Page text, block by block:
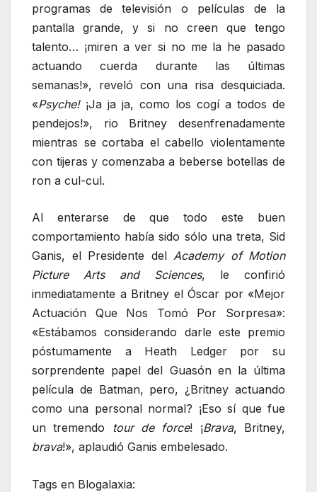
programas de televisión o películas de la
pantalla grande, y si no creen que tengo
talento… ¡miren a ver si no me la he pasado
actuando cuerda durante las últimas
semanas!», reveló con una risa desquiciada.
«Psyche!¡Ja ja ja, como los cogí a todos de
pendejos!», rio Britney desenfrenadamente
mientras se cortaba el cabello violentamente
con tijeras y comenzaba a beberse botellas de
ron a cul-cul.
Al enterarse de que todo este buen
comportamiento había sido sólo una treta, Sid
Ganis, el Presidente del Academy of Motion
Picture Arts and Sciences, le confirió
inmediatamente a Britney el Óscar por «Mejor
Actuación Que Nos Tomó Por Sorpresa»:
«Estábamos considerando darle este premio
póstumamente a Heath Ledger por su
sorprendente papel del Guasón en la última
película de Batman, pero, ¿Britney actuando
como una personal normal? ¡Eso sí que fue
un tremendo
tour de force! ¡Brava, Britney,
brava!», aplaudió Ganis embelesado.
Tags en Blogalaxia: